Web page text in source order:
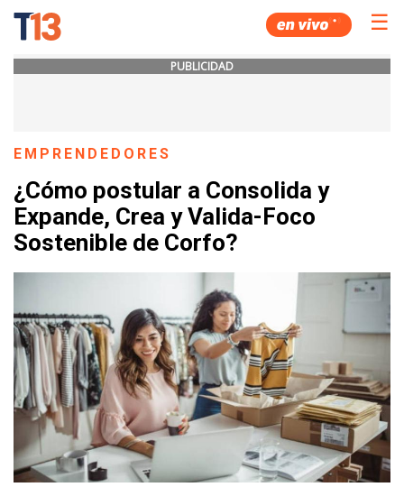
☰
PUBLICIDAD
EMPRENDEDORES
¿Cómo postular a Consolida y
Expande, Crea y Valida-Foco
Sostenible de Corfo?